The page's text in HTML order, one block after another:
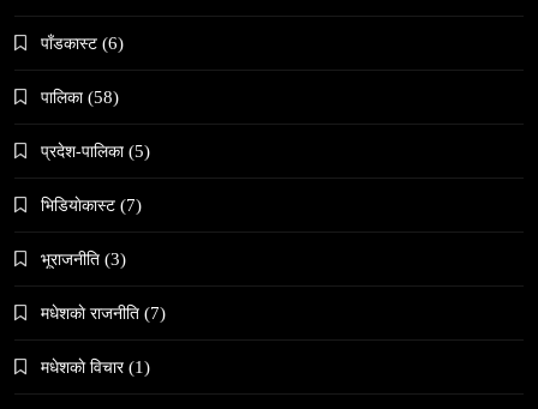
April 7, 2026
पाँडकास्ट (6)
पालिका (58)
प्रदेश-पालिका (5)
भिडियाेकास्ट (7)
भूराजनीति (3)
मधेशकाे राजनीति (7)
मधेशकाे विचार (1)